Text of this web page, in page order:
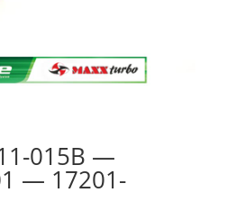
015B —
— 17201-